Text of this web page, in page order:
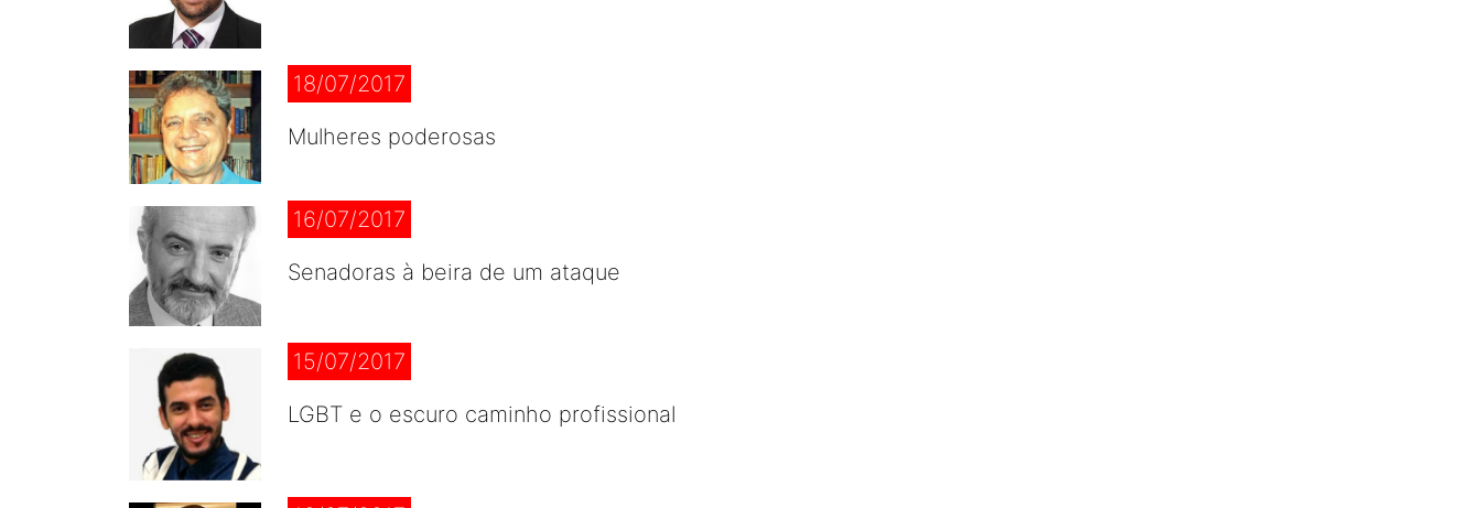
18/07/2017
Mulheres poderosas
16/07/2017
Senadoras à beira de um ataque
15/07/2017
LGBT e o escuro caminho profissional